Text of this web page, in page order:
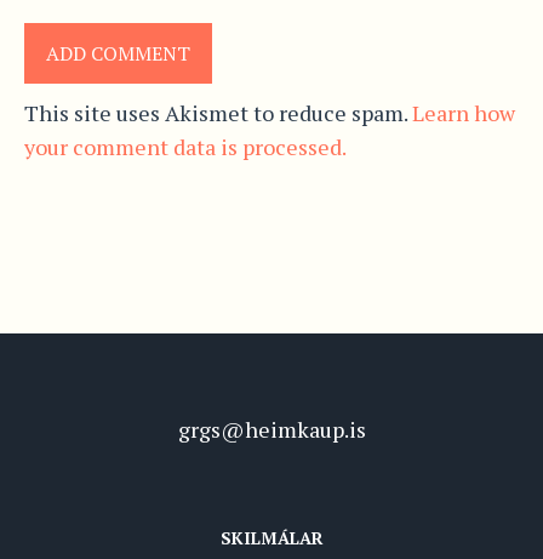
This site uses Akismet to reduce spam.Learn how
your comment data is processed.
grgs@heimkaup.is
SKILMÁLAR